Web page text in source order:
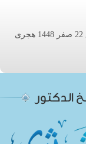
الدكتور